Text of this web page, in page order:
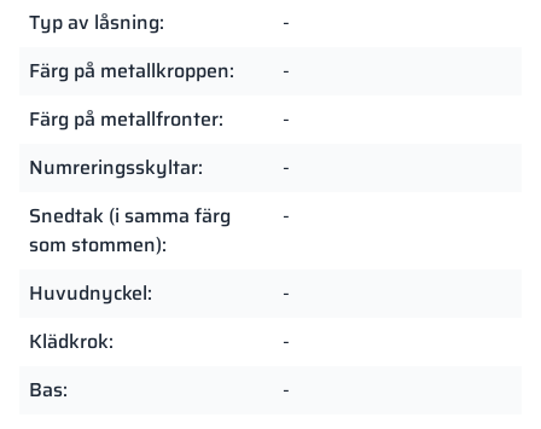
Typ av låsning:
-
Färg på metallkroppen:
-
Färg på metallfronter:
-
Numreringsskyltar:
-
Snedtak (i samma färg
som stommen):
-
Huvudnyckel:
-
Klädkrok:
-
Bas:
-